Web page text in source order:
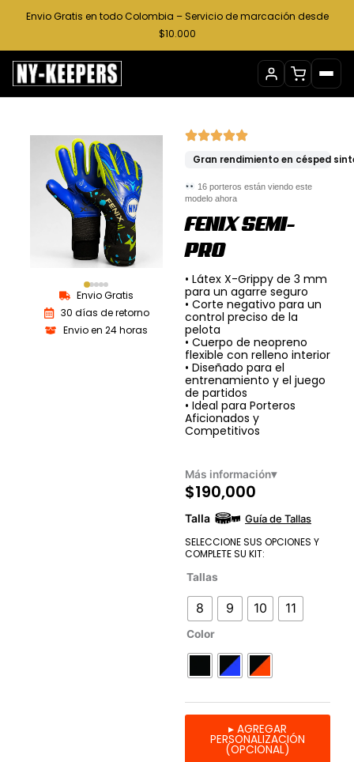
Envio Gratis en todo Colombia – Servicio de marcación desde
$10.000
Envio Gratis
30 días de retorno
Envio en 24 horas
Gran rendimiento en césped
16porteros están viendo este
modelo ahora
FENIX SEMI-
PRO
• Látex X-Grippy de 3 mm
para un agarre seguro
• Corte negativo para un
control preciso de la
pelota
• Cuerpo de neopreno
flexible con relleno interior
• Diseñado para el
entrenamiento y el juego
de partidos
• Ideal para Porteros
Aficionados y
Competitivos
Más información▾
$190,000
Talla Guía de Tallas
SELECCIONE SUS OPCIONES Y
COMPLETE SU KIT:
Tallas
8 9 10 11
Color
▸ AGREGAR
PERSONALIZACIÓN
(OPCIONAL)